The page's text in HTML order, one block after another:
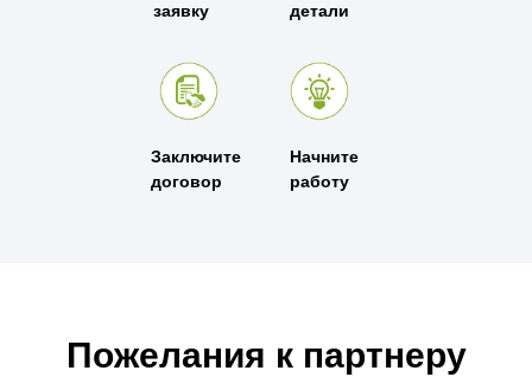
заявку
детали
Заключите
договор
Начните
работу
Пожелания к партнеру